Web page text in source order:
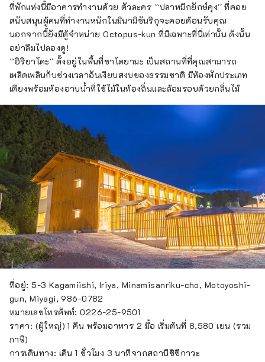
ที่พักแห่งนี้มีอาคารทำงานด้วย ตัวละคร ``ปลาหมึกยักษ์คุง'' ที่คอย
สนับสนุนผู้คนที่ทำงานหนักในมินามิซันริกุจะคอยต้อนรับคุณ
นอกจากนี้ยังมีตู้จำหน่าย Octopus-kun ที่มีเฉพาะที่นี่เท่านั้น ดังนั้น
อย่าลืมไปลองดู!
``อิริยาโดะ'' ตั้งอยู่ในพื้นที่ซาโตยามะ เป็นสถานที่ที่คุณสามารถ
เพลิดเพลินกับช่วงเวลาอันเงียบสงบของธรรมชาติ มีห้องพักประเภท
เตียงพร้อมห้องอาบน้ำที่ใช้ไม้ในท้องถิ่นและล้อมรอบด้วยกลิ่นไม้
ที่อยู่: 5-3 Kagamiishi, Iriya, Minamisanriku-cho, Motoyoshi-
gun, Miyagi, 986-0782
หมายเลขโทรศัพท์: 0226-25-9501
ราคา: (ผู้ใหญ่) 1 คืน พร้อมอาหาร 2 มื้อ เริ่มต้นที่ 8,580 เยน (รวม
ภาษี)
การเดินทาง: เดิน 1 ชั่วโมง 3 นาทีจากสถานีชิซึกาวะ